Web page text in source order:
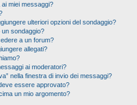
miei messaggi?
ulteriori opzioni del sondaggio?
sondaggio?
a un forum?
allegati?
ai moderatori?
nella finestra di invio dei messaggi?
essere approvato?
un mio argomento?